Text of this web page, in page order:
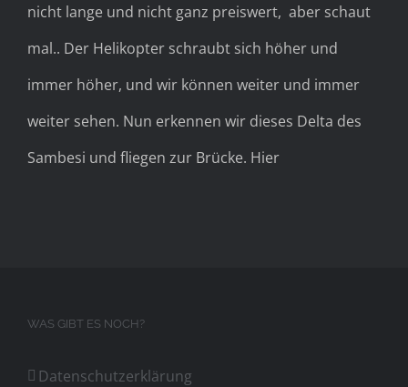
nicht lange und nicht ganz preiswert, aber schaut
mal.. Der Helikopter schraubt sich höher und
immer höher, und wir können weiter und immer
weiter sehen. Nun erkennen wir dieses Delta des
Sambesi und fliegen zur Brücke. Hier
WAS GIBT ES NOCH?
Datenschutzerklärung